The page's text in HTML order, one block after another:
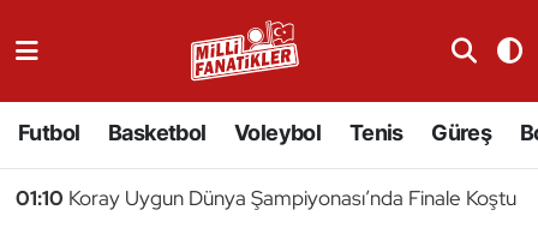
Futbol Basketbol Voleybol Tenis Güreş
01:10 Koray Uygun Dünya Şampiyonası’nda Finale Koştu
Badminton